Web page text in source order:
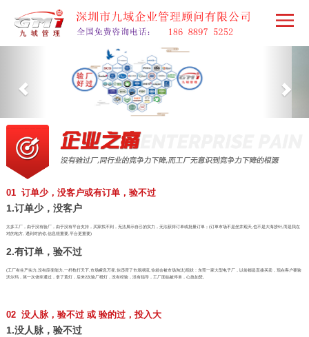
01 订单少，没客户或有订单，验不过
1.订单少，没客户
太多工厂，由于没有验厂，由于没有平台支持，买家找不到，无法展示自己的实力，无法获得订单或批量订单；(订单市场不是坐井观天,也不是大海捞针,而是我在
对的地方, 遇到对的你,信息很重要,平台更重要)
2.有订单，验不过
(工厂有生产实力,没有应变能力,一杆枪打天下,市场瞬息万变,你违背了市场潮流,你就会被市场淘汰)现状：东莞一家大型电子厂，以前都是直接买卖，现在客户要验
沃尔玛，第一次侥幸通过，拿了黄灯，后来2次验厂橙灯，没有经验，没有指导，工厂面临被停单，心急如焚。
02 没人脉，验不过 或 验的过，投入大
1.没人脉，验不过